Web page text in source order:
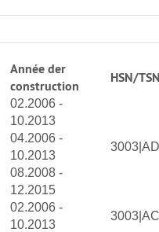
Année der
construction
HSN/TSN
02.2006 -
10.2013
04.2006 -
10.2013
08.2008 -
12.2015
02.2006 -
10.2013